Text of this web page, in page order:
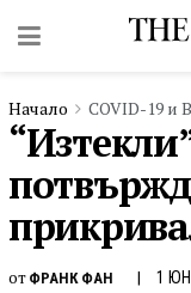
Начало COVID-19 и
от ФРАНК ФАН 1